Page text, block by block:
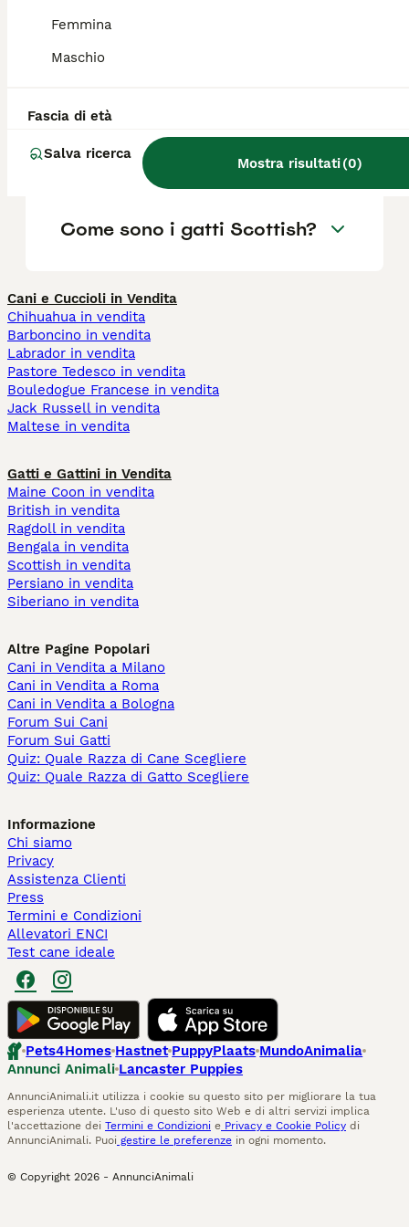
Femmina
Maschio
Fascia di età
Salva ricerca
Mostra risultati(0)
Scottish Fold?
Quanti anni vive uno
Scottish?
Come sono i gatti Scottish?
Cani e Cuccioli in Vendita
Chihuahua in vendita
Barboncino in vendita
Labrador in vendita
Pastore Tedesco in vendita
Bouledogue Francese in vendita
Jack Russell in vendita
Maltese in vendita
Gatti e Gattini in Vendita
Maine Coon in vendita
British in vendita
Ragdoll in vendita
Bengala in vendita
Scottish in vendita
Persiano in vendita
Siberiano in vendita
Altre Pagine Popolari
Cani in Vendita a Milano
Cani in Vendita a Roma
Cani in Vendita a Bologna
Forum Sui Cani
Forum Sui Gatti
Quiz: Quale Razza di Cane Scegliere
Quiz: Quale Razza di Gatto Scegliere
Informazione
Chi siamo
Privacy
Assistenza Clienti
Press
Termini e Condizioni
Allevatori ENCI
Test cane ideale
Pets4Homes Hastnet PuppyPlaats MundoAnimalia
Annunci Animali Lancaster Puppies
AnnunciAnimali.it utilizza i cookie su questo sito per migliorare la tua
esperienza utente. L'uso di questo sito Web e di altri servizi implica
l'accettazione dei Termini e Condizioni e Privacy e Cookie Policy di
AnnunciAnimali. Puoi gestire le preferenze in ogni momento.
© Copyright 2026 - AnnunciAnimali